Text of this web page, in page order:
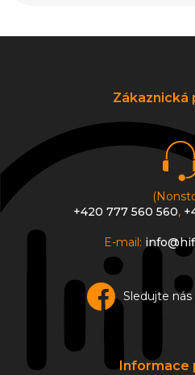
Zákaznická
+420 777 560 560,
E-mail:
Sledujte
Informace